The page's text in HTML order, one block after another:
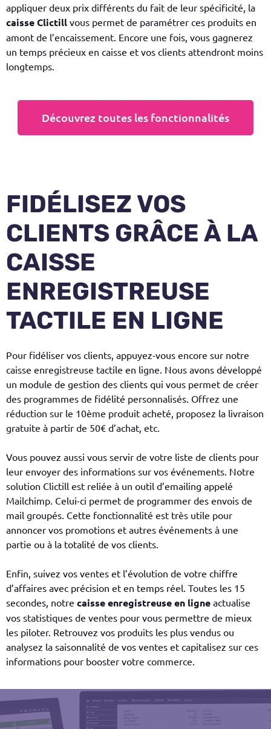
appliquer deux prix différents du fait de leur spécificité, la
caisse Clictill vous permet de paramétrer ces produits en
amont de l’encaissement. Encore une fois, vous gagnerez
un temps précieux en caisse et vos clients attendront moins
longtemps.
Découvrez toutes les fonctionnalités
FIDÉLISEZ VOS
CLIENTS GRÂCE À LA
CAISSE
ENREGISTREUSE
TACTILE EN LIGNE
Pour fidéliser vos clients, appuyez-vous encore sur notre
caisse enregistreuse tactile en ligne. Nous avons développé
un module de gestion des clients qui vous permet de créer
des programmes de fidélité personnalisés. Offrez une
réduction sur le 10ème produit acheté, proposez la livraison
gratuite à partir de 50€ d’achat, etc.
Vous pouvez aussi vous servir de votre liste de clients pour
leur envoyer des informations sur vos événements. Notre
solution Clictill est reliée à un outil d’emailing appelé
Mailchimp. Celui-ci permet de programmer des envois de
mail groupés. Cette fonctionnalité est très utile pour
annoncer vos promotions et autres événements à une
partie ou à la totalité de vos clients.
Enfin, suivez vos ventes et l’évolution de votre chiffre
d’affaires avec précision et en temps réel. Toutes les 15
secondes, notre caisse enregistreuse en ligne actualise
vos statistiques de ventes pour vous permettre de mieux
les piloter. Retrouvez vos produits les plus vendus ou
analysez la saisonnalité de vos ventes et capitalisez sur ces
informations pour booster votre commerce.